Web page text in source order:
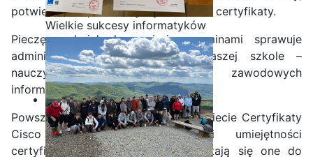
Wielkie sukcesy informatyków
ze Staszica w Akademii
CISCO!
potwierdzane przez międzynarodowe certyfikaty.
Pieczę nad ich kursami i egzaminami sprawuje
administrator lokalnej sieci w naszej szkole –
nauczyciel przedmiotów zawodowych
informatycznych p. Kamil Krosta.
Powszechnie uznawane na całym świecie Certyfikaty
Cisco potwierdzają wiedzę i umiejętności
certyfikowanych specjalistów. Zaliczają się one do